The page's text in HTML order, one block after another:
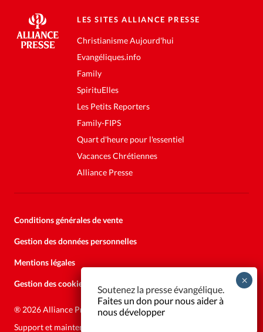
LES SITES ALLIANCE PRESSE
Christianisme Aujourd'hui
Evangéliques.info
Family
SpirituElles
Les Petits Reporters
Family-FIPS
Quart d'heure pour l'essentiel
Vacances Chrétiennes
Alliance Presse
Conditions générales de vente
Gestion des données personnelles
Mentions légales
Gestion des cookies
® 2026 Alliance Presse
Support et maintenance:
Soutenez la presse évangélique.
Faites un don pour nous aider à
nous développer